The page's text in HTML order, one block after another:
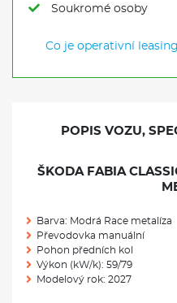
Soukromé osoby
Co je operativní
POPIS VOZU,
ŠKODA FABIA
Barva: Modrá Race metalíza
Převodovka manuální
Pohon předních kol
Výkon (kW/k): 59/79
Modelový rok: 2027